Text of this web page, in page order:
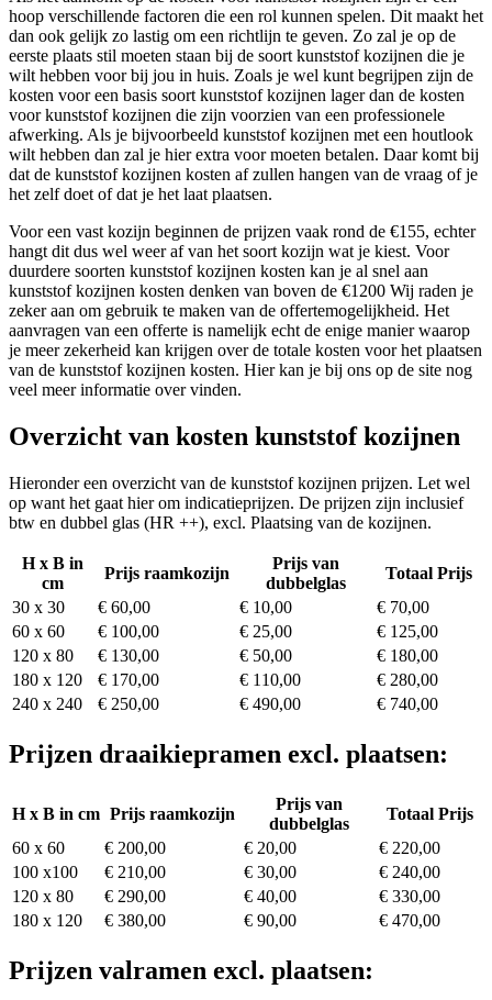
hoop verschillende factoren die een rol kunnen spelen. Dit maakt het
dan ook gelijk zo lastig om een richtlijn te geven. Zo zal je op de
eerste plaats stil moeten staan bij de soort kunststof kozijnen die je
wilt hebben voor bij jou in huis. Zoals je wel kunt begrijpen zijn de
kosten voor een basis soort kunststof kozijnen lager dan de kosten
voor kunststof kozijnen die zijn voorzien van een professionele
afwerking. Als je bijvoorbeeld kunststof kozijnen met een houtlook
wilt hebben dan zal je hier extra voor moeten betalen. Daar komt bij
dat de kunststof kozijnen kosten af zullen hangen van de vraag of je
het zelf doet of dat je het laat plaatsen.
Voor een vast kozijn beginnen de prijzen vaak rond de €155, echter
hangt dit dus wel weer af van het soort kozijn wat je kiest. Voor
duurdere soorten kunststof kozijnen kosten kan je al snel aan
kunststof kozijnen kosten denken van boven de €1200 Wij raden je
zeker aan om gebruik te maken van de offertemogelijkheid. Het
aanvragen van een offerte is namelijk echt de enige manier waarop
je meer zekerheid kan krijgen over de totale kosten voor het plaatsen
van de kunststof kozijnen kosten. Hier kan je bij ons op de site nog
veel meer informatie over vinden.
Overzicht van kosten kunststof kozijnen
Hieronder een overzicht van de kunststof kozijnen prijzen. Let wel
op want het gaat hier om indicatieprijzen. De prijzen zijn inclusief
btw en dubbel glas (HR ++), excl. Plaatsing van de kozijnen.
H x B in
cm
Prijs raamkozijn
Prijs van
dubbelglas
Totaal Prijs
30 x 30
€ 60,00 € 10,00
€ 70,00
60 x 60
€ 100,00 € 25,00
€ 125,00
120 x 80
€ 130,00 € 50,00
€ 180,00
180 x 120
€ 170,00 € 110,00
€ 280,00
240 x 240
€ 250,00 € 490,00 € 740,00
Prijzen draaikiepramen excl. plaatsen:
H x B in cm Prijs raamkozijn
Prijs van
dubbelglas
Totaal Prijs
60 x 60
€ 200,00 € 20,00
€ 220,00
100 x100
€ 210,00 € 30,00
€ 240,00
120 x 80
€ 290,00 € 40,00
€ 330,00
180 x 120
€ 380,00 € 90,00 € 470,00
Prijzen valramen excl. plaatsen: